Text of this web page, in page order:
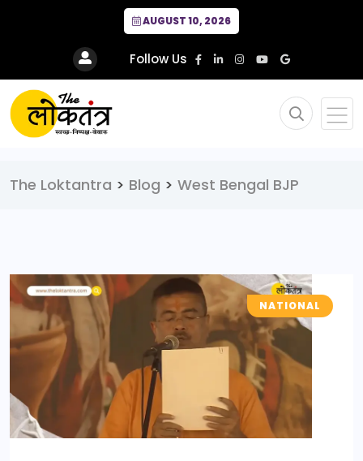
AUGUST 10, 2026
Follow Us
The Loktantra > Blog > West Bengal BJP
NATIONAL